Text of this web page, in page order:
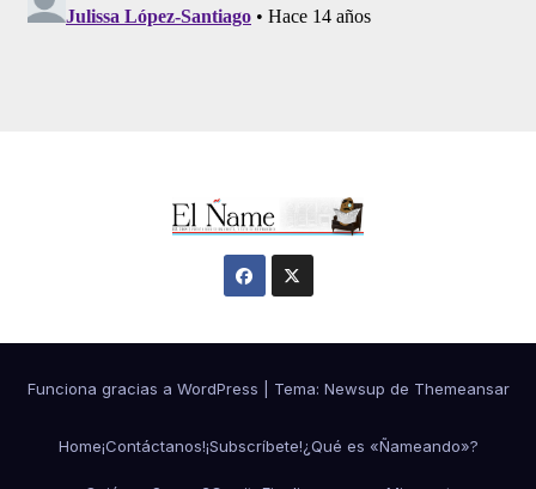
Funciona gracias a WordPress Tema: Newsup de Themeansar
Home¡Contáctanos!¡Subscríbete!¿Qué es «Ñameando»?